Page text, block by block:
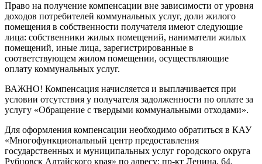
Право на получение компенсации вне зависимости от уровня
доходов потребителей коммунальных услуг, доли жилого
помещения в собственности получателя имеют следующие
лица: собственники жилых помещений, наниматели жилых
помещений, иные лица, зарегистрированные в
соответствующем жилом помещении, осуществляющие
оплату коммунальных услуг.
ВАЖНО! Компенсация начисляется и выплачивается при
условии отсутствия у получателя задолженности по оплате за
услугу «Обращение с твердыми коммунальными отходами».
Для оформления компенсации необходимо обратиться в КАУ
«Многофункциональный центр предоставления
государственных и муниципальных услуг городского округа
Рубцовск Алтайского края» по адресу: пр-кт Ленина, 64.